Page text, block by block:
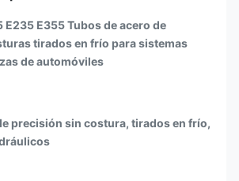
E235 E355 Tubos de acero de
tirados en frío para sistemas
de automóviles
precisión sin costura, tirados en frío,